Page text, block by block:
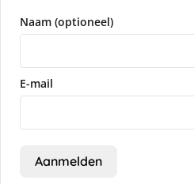
Naam (optioneel)
E-mail
Aanmelden